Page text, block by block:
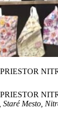
Mesto,